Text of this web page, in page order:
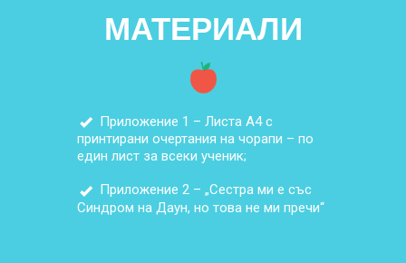
МАТЕРИАЛИ
Приложение 1 – Листа А4 с
принтирани очертания на чорапи – по
един лист за всеки ученик;
Приложение 2 – „Сестра ми е със
Синдром на Даун, но това не ми пречи“